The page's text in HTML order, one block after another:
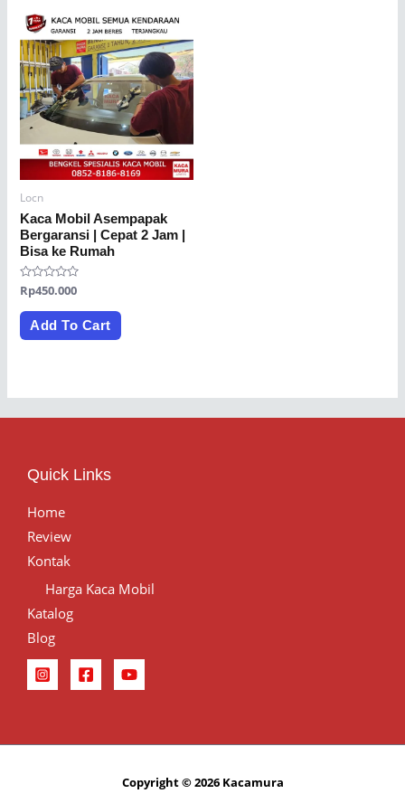
Locn
Kaca Mobil Asempapak
Bergaransi | Cepat 2 Jam |
Bisa ke Rumah
Rated
0
out
Rp450.000
Add To Cart
Quick Links
Home
Review
Kontak
Harga Kaca Mobil
Katalog
Blog
Copyright © 2026 Kacamura